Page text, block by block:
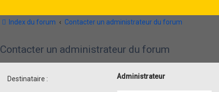
Index du forum Contacter un administrateur du forum
Contacter un administrateur du forum
Destinataire : Administrateur